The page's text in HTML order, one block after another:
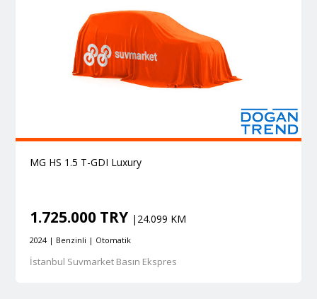
MG HS 1.5 T-GDI Luxury
1.725.000 TRY |24.099 KM
2024 | Benzinli | Otomatik
İstanbul Suvmarket Basın Ekspres